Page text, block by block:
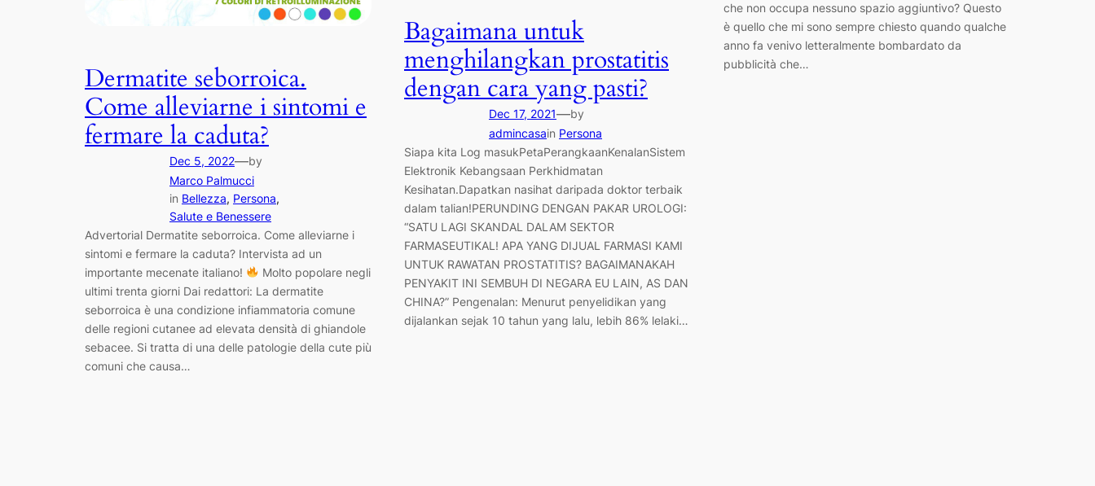
Dermatite seborroica.
Come alleviarne i sintomi e
fermare la caduta?
Dec 5, 2022—by
Marco Palmucci
in Bellezza, Persona
Salute e Benessere
Advertorial Dermatite seborroica. Come alleviarne i
sintomi e fermare la caduta? Intervista ad un
importante mecenate italiano!
Molto popolare negli
ultimi trenta giorni Dai redattori: La dermatite
seborroica è una condizione infiammatoria comune
delle regioni cutanee ad elevata densità di ghiandole
sebacee. Si tratta di una delle patologie della cute più
comuni che causa…
Bagaimana untuk
menghilangkan prostatitis
dengan cara yang pasti?
Dec 17, 2021—by
admincasain Persona
Siapa kita Log masukPetaPerangkaanKenalanSistem
Elektronik Kebangsaan Perkhidmatan
Kesihatan.Dapatkan nasihat daripada doktor terbaik
dalam talian!PERUNDING DENGAN PAKAR UROLOGI:
“SATU LAGI SKANDAL DALAM SEKTOR
FARMASEUTIKAL! APA YANG DIJUAL FARMASI KAMI
UNTUK RAWATAN PROSTATITIS? BAGAIMANAKAH
PENYAKIT INI SEMBUH DI NEGARA EU LAIN, AS DAN
CHINA?” Pengenalan: Menurut penyelidikan yang
dijalankan sejak 10 tahun yang lalu, lebih 86% lelaki…
che non occupa nessuno spazio aggiuntivo? Questo
è quello che mi sono sempre chiesto quando qualche
anno fa venivo letteralmente bombardato da
pubblicità che…